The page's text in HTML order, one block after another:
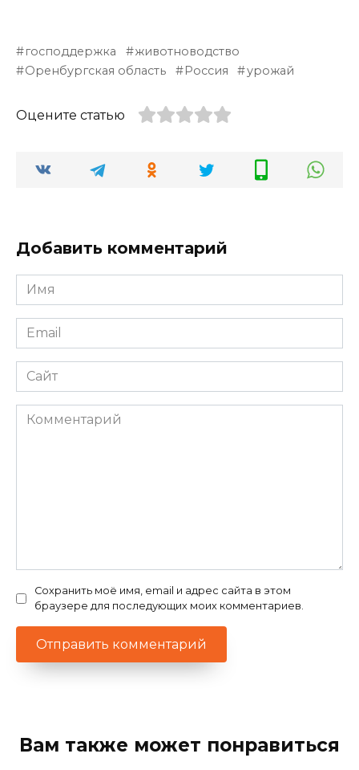
господдержка
животноводство
Оренбургская область
Россия урожай
Оцените статью
Добавить комментарий
Имя
*
Email
*
Сайт
Комментарий
Сохранить моё имя, email и адрес сайта в этом
браузере для последующих моих комментариев.
Вам также может понравиться